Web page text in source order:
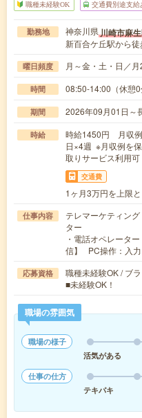
職種未経験OK 交通費別途支給
勤務地 神奈川県川崎市麻
新百合ケ丘駅から
曜日頻度 月～金・土・日／月
時間 08:50-14:00（休憩0
期間 2026年09月01日
時給
時給1450円 月収
日×4週 ※月収例を
取りサービス利用可
交通費
1ヶ月3万円を上限
仕事内容
テレマーケティン
ター
・電話オペレータ
信】 PC操作：入
応募資格
職種未経験OK / ブ
■未経験OK！
職場の雰囲気
職場の様子
活気がある
仕事の仕方
テキパキ